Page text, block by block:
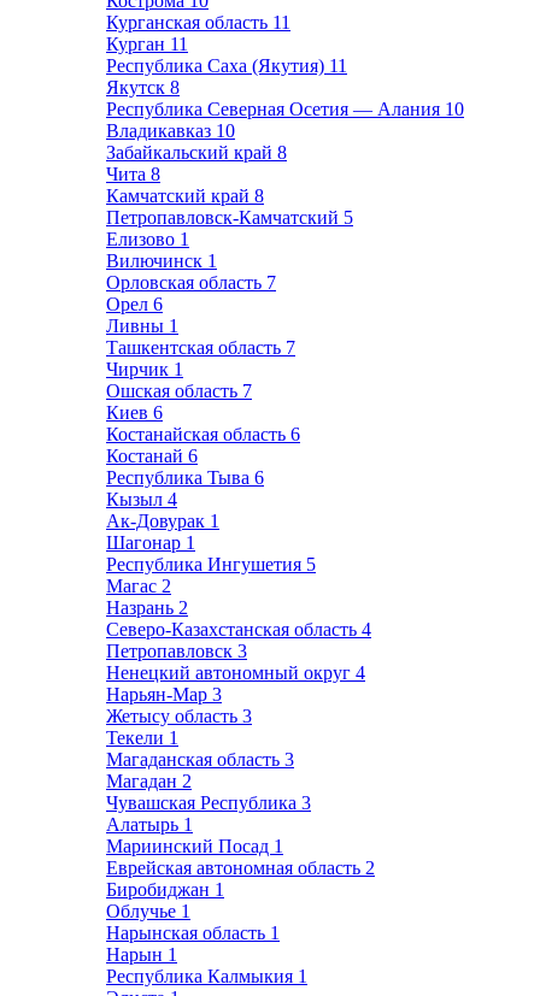
Курганская область 11
Курган 11
Республика Саха (Якутия) 11
Якутск 8
Республика Северная Осетия — Алания 10
Владикавказ 10
Забайкальский край 8
Чита 8
Камчатский край 8
Петропавловск-Камчатский 5
Елизово 1
Вилючинск 1
Орловская область 7
Орел 6
Ливны 1
Ташкентская область 7
Чирчик 1
Ошская область 7
Киев 6
Костанайская область 6
Костанай 6
Республика Тыва 6
Кызыл 4
Ак-Довурак 1
Шагонар 1
Республика Ингушетия 5
Магас 2
Назрань 2
Северо-Казахстанская область 4
Петропавловск 3
Ненецкий автономный округ 4
Нарьян-Мар 3
Жетысу область 3
Текели 1
Магаданская область 3
Магадан 2
Чувашская Республика 3
Алатырь 1
Мариинский Посад 1
Еврейская автономная область 2
Биробиджан 1
Облучье 1
Нарынская область 1
Нарын 1
Республика Калмыкия 1